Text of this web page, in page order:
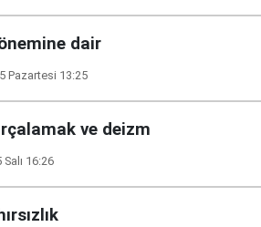
dair
Pazartesi 13:25
ve deizm
16:26